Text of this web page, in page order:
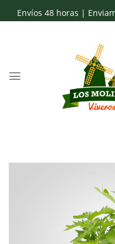
Envíos 48 horas |